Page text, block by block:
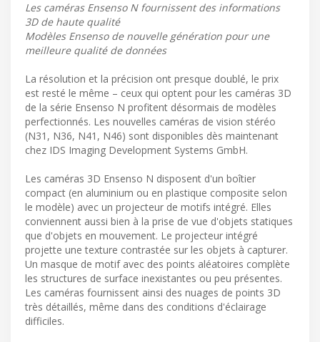
Les caméras Ensenso N fournissent des informations
3D de haute qualité
Modèles Ensenso de nouvelle génération pour une
meilleure qualité de données
La résolution et la précision ont presque doublé, le prix
est resté le même – ceux qui optent pour les caméras 3D
de la série Ensenso N profitent désormais de modèles
perfectionnés. Les nouvelles caméras de vision stéréo
(N31, N36, N41, N46) sont disponibles dès maintenant
chez IDS Imaging Development Systems GmbH.
Les caméras 3D Ensenso N disposent d'un boîtier
compact (en aluminium ou en plastique composite selon
le modèle) avec un projecteur de motifs intégré. Elles
conviennent aussi bien à la prise de vue d'objets statiques
que d'objets en mouvement. Le projecteur intégré
projette une texture contrastée sur les objets à capturer.
Un masque de motif avec des points aléatoires complète
les structures de surface inexistantes ou peu présentes.
Les caméras fournissent ainsi des nuages de points 3D
très détaillés, même dans des conditions d'éclairage
difficiles.